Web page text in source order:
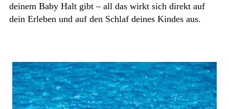
deinem Baby Halt gibt – all das wirkt sich direkt auf
dein Erleben und auf den Schlaf deines Kindes aus.